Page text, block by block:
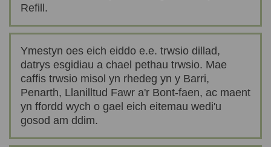
Refill.
Ymestyn oes eich eiddo e.e. trwsio dillad,
datrys esgidiau a chael pethau trwsio. Mae
caffis trwsio misol yn rhedeg yn y Barri,
Penarth, Llanilltud Fawr a'r Bont-faen, ac maent
yn ffordd wych o gael eich eitemau wedi'u
gosod am ddim.